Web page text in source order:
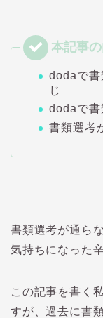
dodaで
じ
dodaで
書類選考
書類選考が通ら
気持ちになった
この記事を書く
すが、過去に書